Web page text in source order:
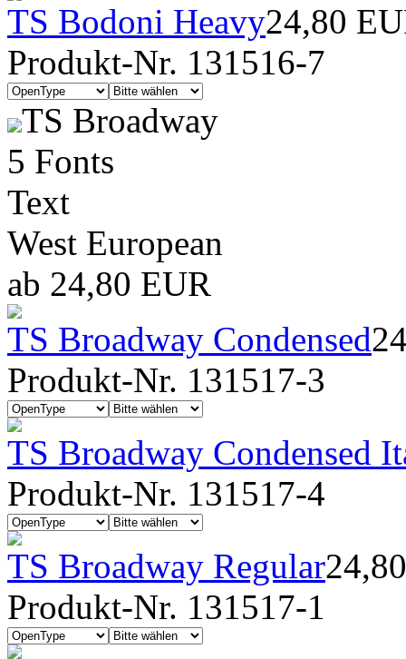
TS Bodoni Heavy24,80
Produkt-Nr. 131516-7
TS Broadway
5 Fonts
Text
West European
ab 24,80 EUR
TS Broadway Condensed
Produkt-Nr. 131517-3
TS Broadway Condensed
Produkt-Nr. 131517-4
TS Broadway Regular
Produkt-Nr. 131517-1